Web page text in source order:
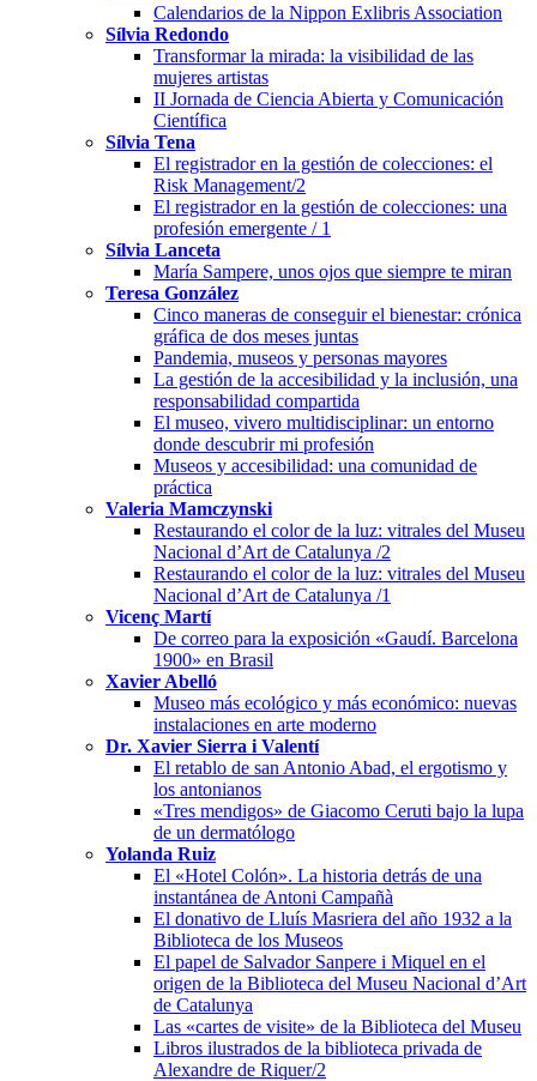
Calendarios de la Nippon Exlibris Association
Sílvia Redondo
Transformar la mirada: la visibilidad de las
mujeres artistas
II Jornada de Ciencia Abierta y Comunicación
Científica
Sílvia Tena
El registrador en la gestión de colecciones: el
Risk Management/2
El registrador en la gestión de colecciones: una
profesión emergente / 1
Sílvia Lanceta
María Sampere, unos ojos que siempre te miran
Teresa González
Cinco maneras de conseguir el bienestar: crónica
gráfica de dos meses juntas
Pandemia, museos y personas mayores
La gestión de la accesibilidad y la inclusión, una
responsabilidad compartida
El museo, vivero multidisciplinar: un entorno
donde descubrir mi profesión
Museos y accesibilidad: una comunidad de
práctica
Valeria Mamczynski
Restaurando el color de la luz: vitrales del Museu
Nacional d’Art de Catalunya /2
Restaurando el color de la luz: vitrales del Museu
Nacional d’Art de Catalunya /1
Vicenç Martí
De correo para la exposición «Gaudí. Barcelona
1900» en Brasil
Xavier Abelló
Museo más ecológico y más económico: nuevas
instalaciones en arte moderno
Dr. Xavier Sierra i Valentí
El retablo de san Antonio Abad, el ergotismo y
los antonianos
«Tres mendigos» de Giacomo Ceruti bajo la lupa
de un dermatólogo
Yolanda Ruiz
El «Hotel Colón». La historia detrás de una
instantánea de Antoni Campañà
El donativo de Lluís Masriera del año 1932 a la
Biblioteca de los Museos
El papel de Salvador Sanpere i Miquel en el
origen de la Biblioteca del Museu Nacional d’Art
de Catalunya
Las «cartes de visite» de la Biblioteca del Museu
Libros ilustrados de la biblioteca privada de
Alexandre de Riquer/2